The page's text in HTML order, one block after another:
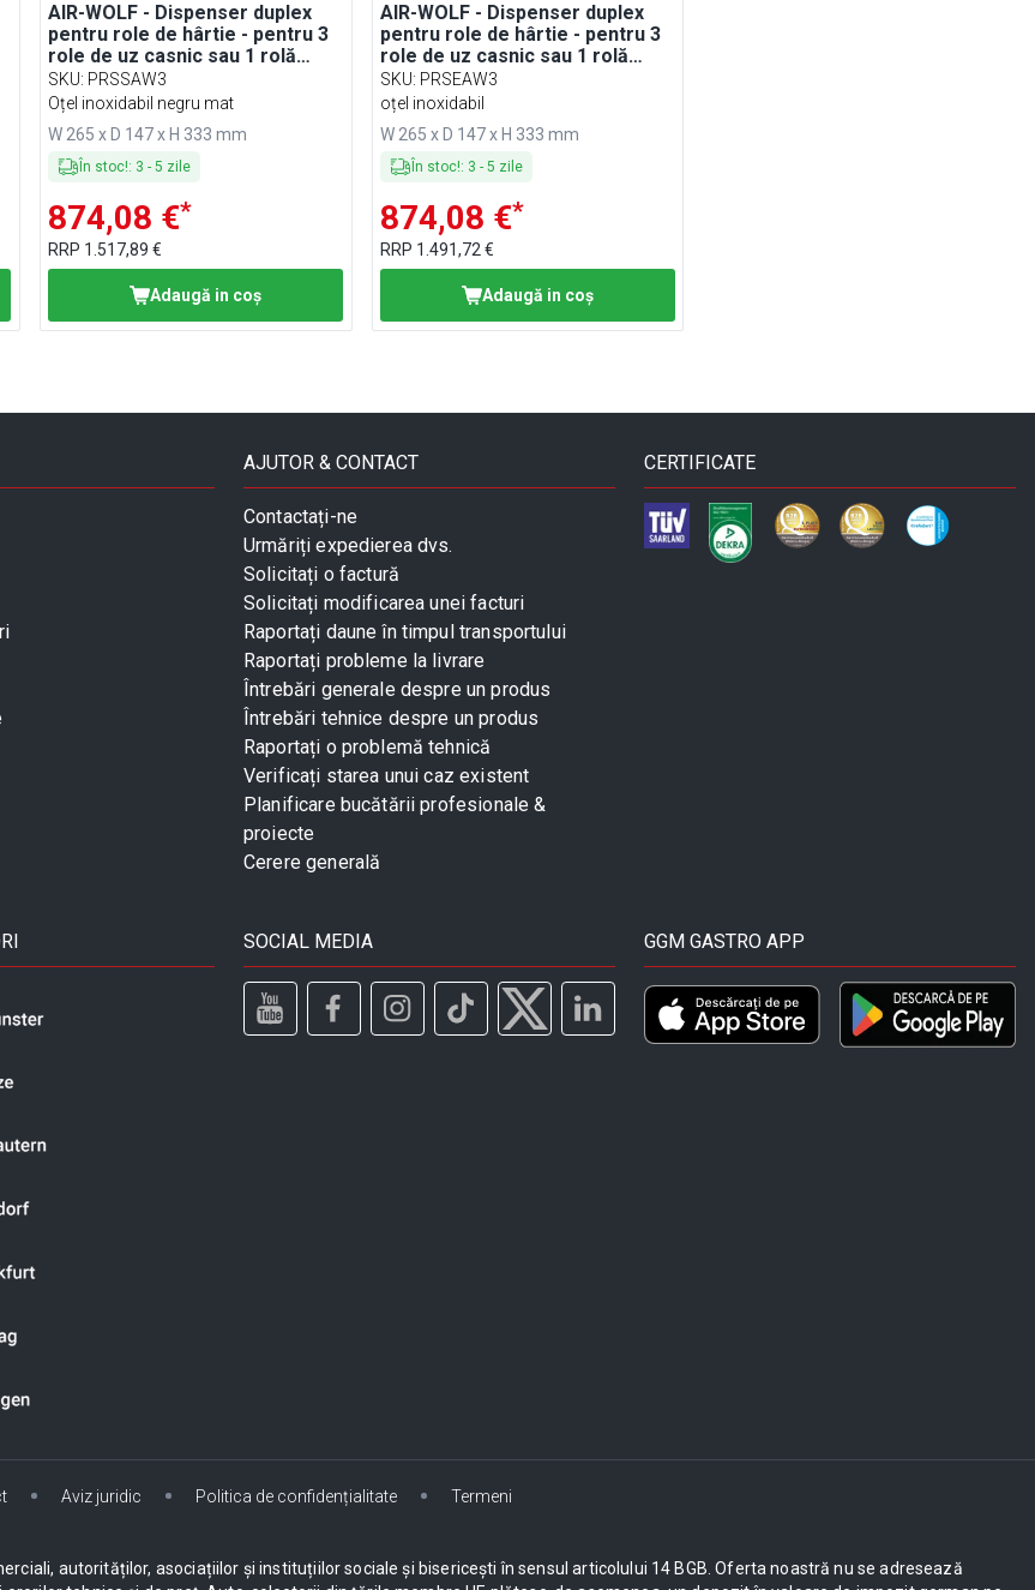
AIR-WOLF - Dispenser duplex
pentru role de hârtie - pentru 3
role de uz casnic sau 1 rolă
mare
SKU: PRSSAW3
Oțel inoxidabil negru mat
W 265 x D 147 x H 333 mm
În stoc!: 3 -5 zile
874,08 €*
RRP 1.517,89 €
Adaugă in coş
AIR-WOLF - Dispenser duplex
pentru role de hârtie - pentru 3
role de uz casnic sau 1 rolă
mare
SKU: PRSEAW3
oțel inoxidabil
W 265 x D 147 x H 333 mm
În stoc!: 3 -5 zile
874,08 €*
RRP 1.491,72 €
Adaugă in coş
AJUTOR & CONTACT
Contactați-ne
Urmăriți expedierea dvs.
Solicitați o factură
Solicitați modificarea unei facturi
Raportați daune în timpul transportului
Raportați probleme la livrare
Întrebări generale despre un produs
Întrebări tehnice despre un produs
Raportați o problemă tehnică
Verificați starea unui caz existent
Planificare bucătării profesionale &
proiecte
Cerere generală
CERTIFICATE
SOCIAL MEDIA GGM GASTRO APP
Aviz juridic Politica de confidențialitate Termeni
autorităților, asociațiilor și instituțiilor sociale și bisericești în sensul articolului 14 BGB. Oferta noastră nu se adresează